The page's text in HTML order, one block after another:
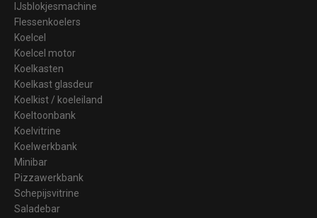
IJsblokjesmachine
Flessenkoelers
Koelcel
Koelcel motor
Koelkasten
Koelkast glasdeur
Koelkist / koeleiland
Koeltoonbank
Koelvitrine
Koelwerkbank
Minibar
Pizzawerkbank
Schepijsvitrine
Saladebar